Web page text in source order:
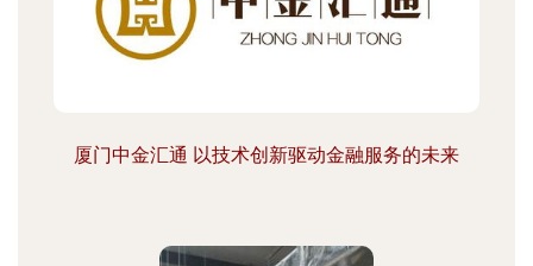
厦门中金汇通 以技术创新驱动金融服务的未来